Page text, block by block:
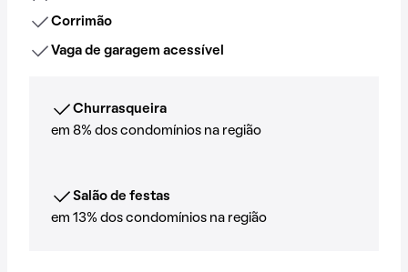
Corrimão
Vaga de garagem acessível
Churrasqueira
em 8% dos condomínios na região
Salão de festas
em 13% dos condomínios na região